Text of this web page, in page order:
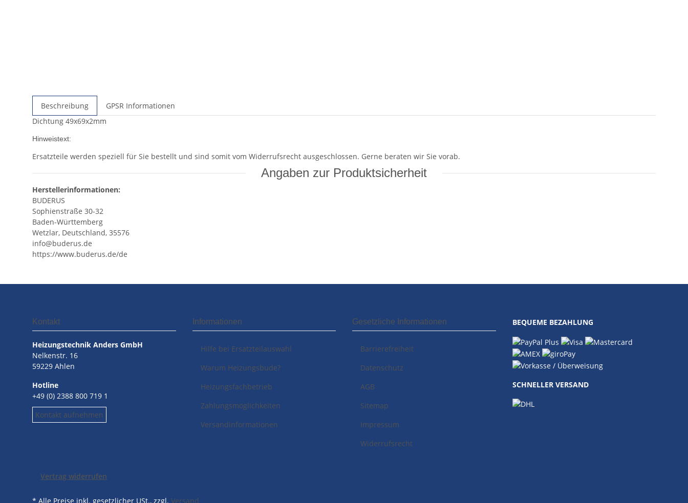
Beschreibung
GPSR Informationen
Dichtung 49x69x2mm
Hinweistext:
Ersatzteile werden speziell für Sie bestellt und sind somit vom Widerrufsrecht ausgeschlossen. Gerne beraten wir Sie vorab.
Angaben zur Produktsicherheit
Herstellerinformationen:
BUDERUS
Sophienstraße 30-32
Baden-Württemberg
Wetzlar, Deutschland, 35576
info@buderus.de
https://www.buderus.de/de
Kontakt
Heizungstechnik Anders GmbH
Nelkenstr. 16
59229 Ahlen
Hotline
+49 (0) 2388 800 719 1
Kontakt aufnehmen
Informationen
Hilfe bei Ersatzteilauswahl
Warum Heizungsbude?
Heizungsfachbetrieb
Zahlungsmöglichkeiten
Versandinformationen
Gesetzliche Informationen
Barrierefreiheit
Datenschutz
AGB
Sitemap
Impressum
Widerrufsrecht
BEQUEME BEZAHLUNG
SCHNELLER VERSAND
Vertrag widerrufen
* Alle Preise inkl. gesetzlicher USt., zzgl. Versand